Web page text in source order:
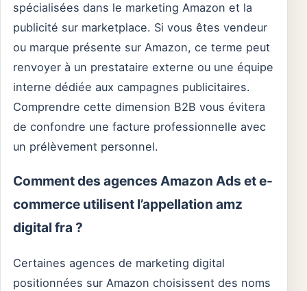
spécialisées dans le marketing Amazon et la
publicité sur marketplace. Si vous êtes vendeur
ou marque présente sur Amazon, ce terme peut
renvoyer à un prestataire externe ou une équipe
interne dédiée aux campagnes publicitaires.
Comprendre cette dimension B2B vous évitera
de confondre une facture professionnelle avec
un prélèvement personnel.
Comment des agences Amazon Ads et e-
commerce utilisent l’appellation amz
digital fra ?
Certaines agences de marketing digital
positionnées sur Amazon choisissent des noms